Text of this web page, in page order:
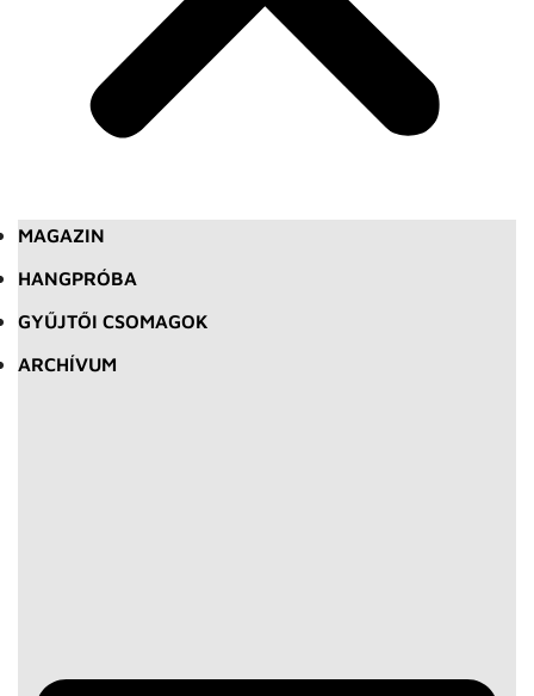
MAGAZIN
HANGPRÓBA
GYŰJTŐI CSOMAGOK
ARCHÍVUM